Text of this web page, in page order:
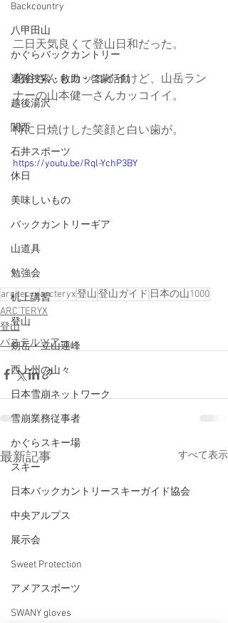
Backcountry
八甲田山
かぐらバックカントリー
遭難捜索・救助・啓蒙活動
越後湯沢
関西
石井スポーツ
休日
美味しいもの
バックカントリーギア
山道具
勉強会
机上講習
登山
剱岳・立山連峰
西上州の山々
日本雪崩ネットワーク
雪崩業務従事者
かぐらスキー場
スキー
日本バックカントリースキーガイド協会
中央アルプス
展示会
Sweet Protection
アメアスポーツ
SWANY gloves
二日天気良くて登山日和だった。
花谷さんもカッコイイけど、山岳ラン
ナーの山本健一さんカッコイイ。
特に日焼けした笑顔と白い歯が。
https://youtu.be/Rql-YchP3BY
arc'teryxarcteryx登山登山ガイド 日本の山1000
ARC'TERYX
登山
パステルツアー
最新記事 すべて表示